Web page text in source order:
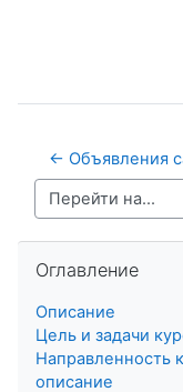
← Объявления
Перейти на...
Оглавление
Описание
Цель и задачи
Направленность
описание